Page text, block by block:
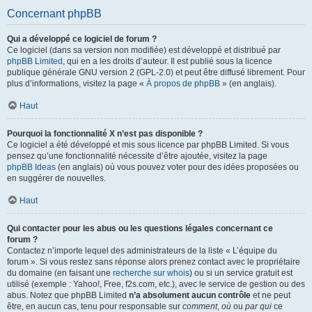
Concernant phpBB
Qui a développé ce logiciel de forum ?
Ce logiciel (dans sa version non modifiée) est développé et distribué par
phpBB Limited , qui en a les droits d’auteur. Il est publié sous la licence
publique générale GNU version 2 (GPL-2.0) et peut être diffusé librement. Pour
plus d’informations, visitez la page « À propos de phpBB » (en anglais).
Haut
Pourquoi la fonctionnalité X n’est pas disponible ?
Ce logiciel a été développé et mis sous licence par phpBB Limited. Si vous
pensez qu’une fonctionnalité nécessite d’être ajoutée, visitez la page
phpBB Ideas (en anglais) où vous pouvez voter pour des idées proposées ou
en suggérer de nouvelles.
Haut
Qui contacter pour les abus ou les questions légales concernant ce
forum ?
Contactez n’importe lequel des administrateurs de la liste « L’équipe du
forum ». Si vous restez sans réponse alors prenez contact avec le propriétaire
du domaine (en faisant une recherche sur whois) ou si un service gratuit est
utilisé (exemple : Yahoo!, Free, f2s.com, etc.), avec le service de gestion ou des
abus. Notez que phpBB Limited n’a absolument aucun contrôle et ne peut
être, en aucun cas, tenu pour responsable sur comment, où ou par qui ce